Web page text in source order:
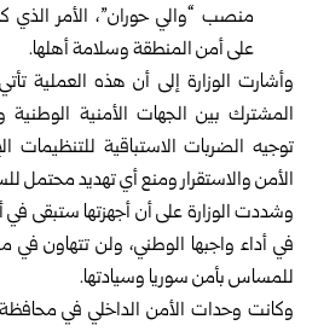
منصب “والي حوران”، الأمر الذي
على أمن المنطقة وسلامة أهلها.
وأشارت الوزارة إلى أن هذه العملية
المشترك بين الجهات الأمنية الوطنية
توجيه الضربات الاستباقية للتنظيمات
الأمن والاستقرار ومنع أي تهديد محتمل
وشددت الوزارة على أن أجهزتها ستبقى
في أداء واجبها الوطني، ولن تتهاون
للمساس بأمن سوريا وسيادتها.
وكانت وحدات الأمن الداخلي في